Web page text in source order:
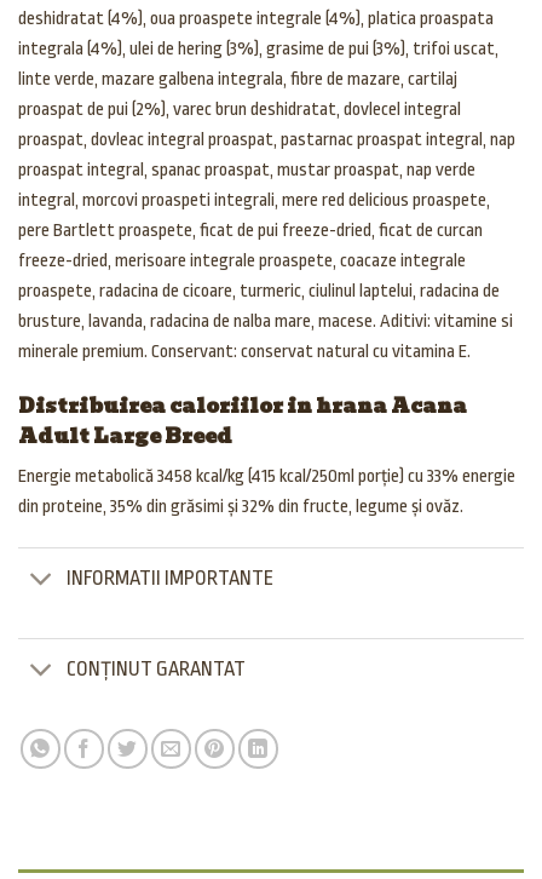
deshidratat (4%), oua proaspete integrale (4%), platica proaspata
integrala (4%), ulei de hering (3%), grasime de pui (3%), trifoi uscat,
linte verde, mazare galbena integrala, fibre de mazare, cartilaj
proaspat de pui (2%), varec brun deshidratat, dovlecel integral
proaspat, dovleac integral proaspat, pastarnac proaspat integral, nap
proaspat integral, spanac proaspat, mustar proaspat, nap verde
integral, morcovi proaspeti integrali, mere red delicious proaspete,
pere Bartlett proaspete, ficat de pui freeze-dried, ficat de curcan
freeze-dried, merisoare integrale proaspete, coacaze integrale
proaspete, radacina de cicoare, turmeric, ciulinul laptelui, radacina de
brusture, lavanda, radacina de nalba mare, macese. Aditivi: vitamine si
minerale premium. Conservant: conservat natural cu vitamina E.
Distribuirea caloriilor in hrana Acana
Adult Large Breed
Energie metabolică 3458 kcal/kg (415 kcal/250ml porție) cu 33% energie
din proteine, 35% din grăsimi și 32% din fructe, legume și ovăz.
INFORMATII IMPORTANTE
CONȚINUT GARANTAT